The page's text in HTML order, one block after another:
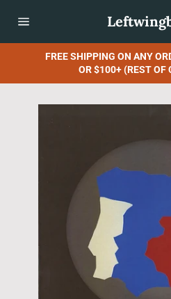
navigation
FREE SHIPPING ON ANY
OR $100+ (REST OF